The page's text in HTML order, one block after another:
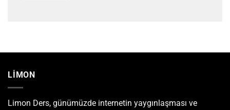
LİMON
Limon Ders, günümüzde internetin yaygınlaşması ve